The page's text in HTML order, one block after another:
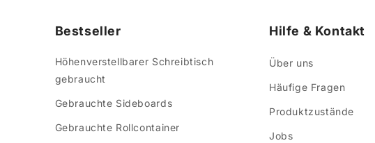
Bestseller
Höhenverstellbarer Schreibtisch
gebraucht
Gebrauchte Sideboards
Gebrauchte Rollcontainer
Hilfe & Kontakt
Über uns
Häufige Fragen
Produktzustände
Jobs